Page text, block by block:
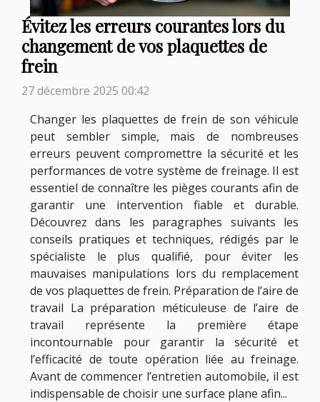
Évitez les erreurs courantes lors du
changement de vos plaquettes de
frein
27 décembre 2025 00:42
Changer les plaquettes de frein de son véhicule
peut sembler simple, mais de nombreuses
erreurs peuvent compromettre la sécurité et les
performances de votre système de freinage. Il est
essentiel de connaître les pièges courants afin de
garantir une intervention fiable et durable.
Découvrez dans les paragraphes suivants les
conseils pratiques et techniques, rédigés par le
spécialiste le plus qualifié, pour éviter les
mauvaises manipulations lors du remplacement
de vos plaquettes de frein. Préparation de l’aire de
travail La préparation méticuleuse de l’aire de
travail représente la première étape
incontournable pour garantir la sécurité et
l’efficacité de toute opération liée au freinage.
Avant de commencer l’entretien automobile, il est
indispensable de choisir une surface plane afin...